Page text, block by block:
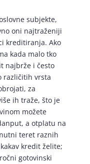
subjekte,
oni najtraženiji
kreditiranja. Ako
kada malo tko
najbrže i često
različitih vrsta
za
ih traže, što je
možete
a otplatu na
teret raznih
kredit želite;
gotovinski